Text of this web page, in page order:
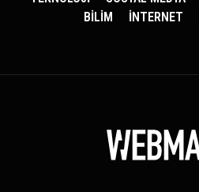
BİLİM
İNTERNET